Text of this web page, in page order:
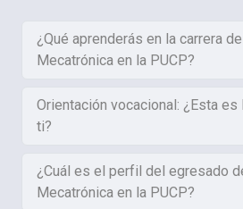
¿Qué aprenderás en la carrera
Mecatrónica en la PUCP?
Orientación vocacional: ¿Esta es
ti?
¿Cuál es el perfil del egresado
Mecatrónica en la PUCP?